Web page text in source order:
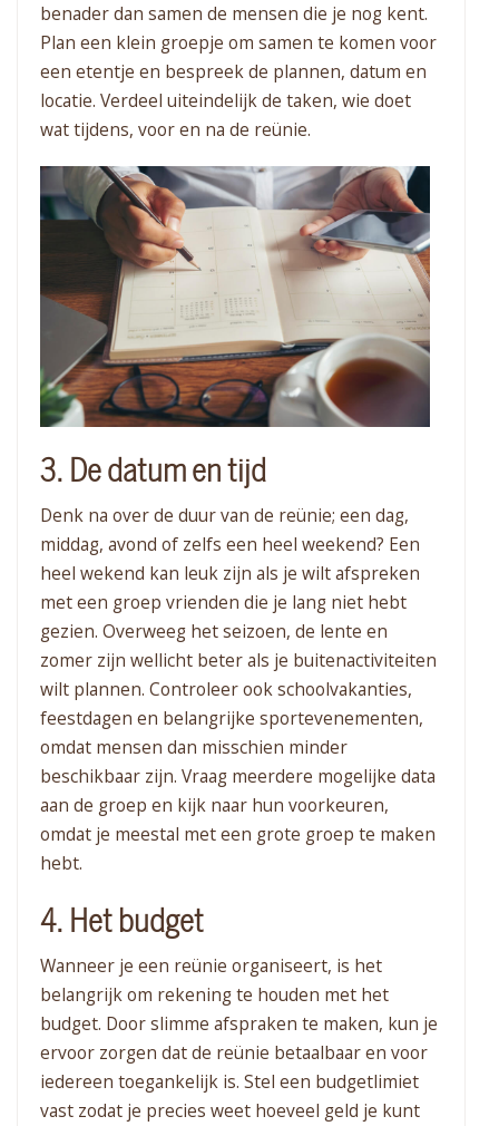
benader dan samen de mensen die je nog kent.
Plan een klein groepje om samen te komen voor
een etentje en bespreek de plannen, datum en
locatie. Verdeel uiteindelijk de taken, wie doet
wat tijdens, voor en na de reünie.
3. De datum en tijd
Denk na over de duur van de reünie; een dag,
middag, avond of zelfs een heel weekend? Een
heel wekend kan leuk zijn als je wilt afspreken
met een groep vrienden die je lang niet hebt
gezien. Overweeg het seizoen, de lente en
zomer zijn wellicht beter als je buitenactiviteiten
wilt plannen. Controleer ook schoolvakanties,
feestdagen en belangrijke sportevenementen,
omdat mensen dan misschien minder
beschikbaar zijn. Vraag meerdere mogelijke data
aan de groep en kijk naar hun voorkeuren,
omdat je meestal met een grote groep te maken
hebt.
4. Het budget
Wanneer je een reünie organiseert, is het
belangrijk om rekening te houden met het
budget. Door slimme afspraken te maken, kun je
ervoor zorgen dat de reünie betaalbaar en voor
iedereen toegankelijk is. Stel een budgetlimiet
vast zodat je precies weet hoeveel geld je kunt